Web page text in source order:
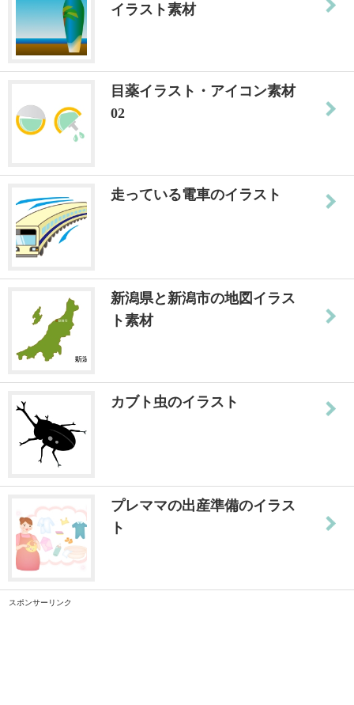
イラスト素材
目薬イラスト・アイコン素材
02
走っている電車のイラスト
新潟県と新潟市の地図イラス
ト素材
カブト虫のイラスト
プレママの出産準備のイラス
ト
スポンサーリンク